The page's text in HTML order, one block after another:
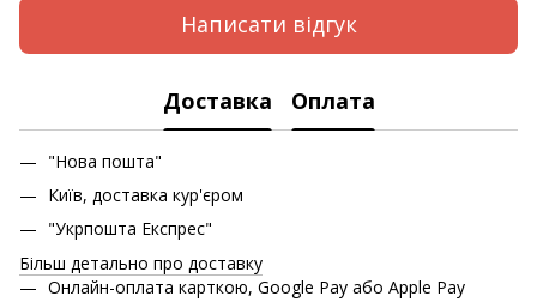
Написати відгук
Доставка Оплата
"Нова пошта"
Київ, доставка кур'єром
"Укрпошта Експрес"
Більш детально про доставку
Онлайн-оплата карткою, Google Pay або Apple Pay